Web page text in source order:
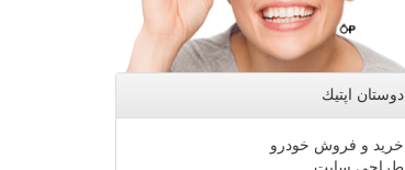
دوستان اپتیك
خرید و فروش خودرو